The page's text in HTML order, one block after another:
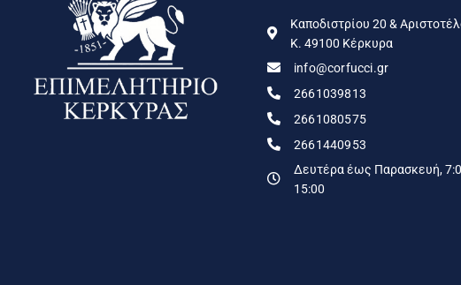
Καποδιστρίου 20 &
Κ. 49100 Κέρκυρα
info@corfucci.gr
2661039813
2661080575
2661440953
Δευτέρα έως Παρασκευή,
15:00